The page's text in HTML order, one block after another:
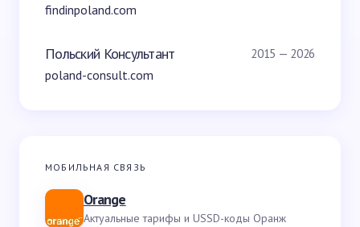
findinpoland.com
Польский Консультант 2015 — 2026
poland-consult.com
МОБИЛЬНАЯ СВЯЗЬ
Orange
Актуальные тарифы и USSD-коды Оранж